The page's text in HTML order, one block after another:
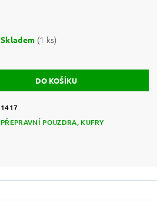
Skladem (1 ks)
1417
PŘEPRAVNÍ POUZDRA, KUFRY